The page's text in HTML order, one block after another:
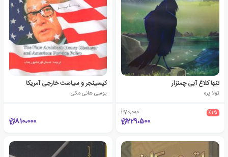
تنها کلاغ آبی چمنزار
تولا پره
٪15 270،000
229،500
کیسینجر و سیاست خارجی آمریکا
یوسی هانی مکی
810،000